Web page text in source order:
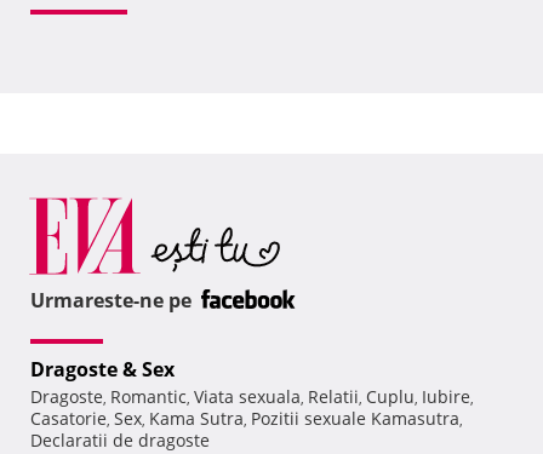
Urmareste-ne pe
Dragoste & Sex
Dragoste, Romantic, Viata sexuala, Relatii, Cuplu, Iubire,
Casatorie, Sex, Kama Sutra, Pozitii sexuale Kamasutra,
Declaratii de dragoste